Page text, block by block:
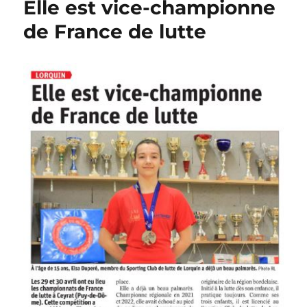
Elle est vice-championne
de France de lutte